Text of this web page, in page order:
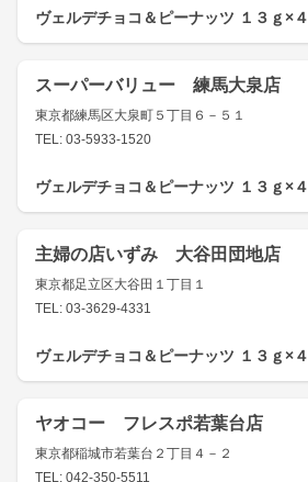
ヴェルデチョコ＆ピーナッツ １３ｇ×４
スーパーバリュー 練馬大泉店
東京都練馬区大泉町５丁目６－５１
TEL: 03-5933-1520
ヴェルデチョコ＆ピーナッツ １３ｇ×４
主婦の店いずみ 大谷田団地店
東京都足立区大谷田１丁目１
TEL: 03-3629-4331
ヴェルデチョコ＆ピーナッツ １３ｇ×４
ヤオコー フレスポ若葉台店
東京都稲城市若葉台２丁目４－２
TEL: 042-350-5511